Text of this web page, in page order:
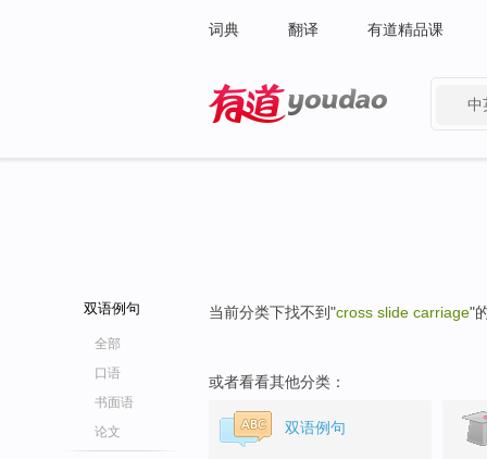
词典 翻译 有道精品课
中
双语例句
全部
口语
书面语
论文
当前分类下找不到"cross slide carriage"
或者看看其他分类：
双语例句